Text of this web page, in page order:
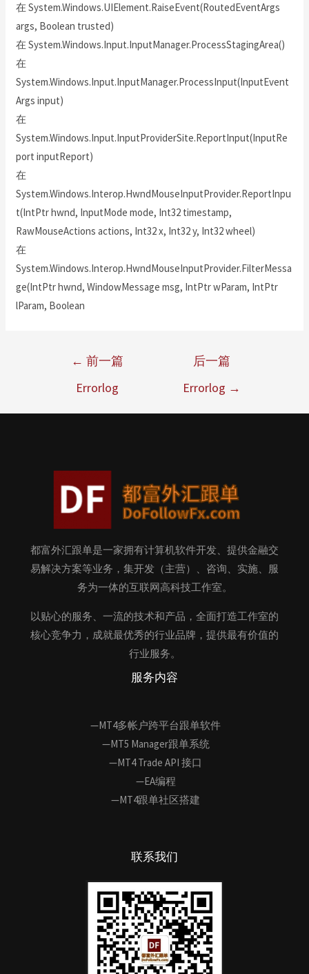
在 System.Windows.UIElement.RaiseEvent(RoutedEventArgs
args, Boolean trusted)
在 System.Windows.Input.InputManager.ProcessStagingArea()
在
System.Windows.Input.InputManager.ProcessInput(InputEvent
Args input)
在
System.Windows.Input.InputProviderSite.ReportInput(InputRe
port inputReport)
在
System.Windows.Interop.HwndMouseInputProvider.ReportInpu
t(IntPtr hwnd, InputMode mode, Int32 timestamp,
RawMouseActions actions, Int32 x, Int32 y, Int32 wheel)
在
System.Windows.Interop.HwndMouseInputProvider.FilterMessa
ge(IntPtr hwnd, WindowMessage msg, IntPtr wParam, IntPtr
lParam, Boolean
← 前一篇
Errorlog
后一篇
Errorlog →
都富外汇跟单是一家拥有计算机软件开发、提供金融交
易解决方案等业务，集开发（主营）、咨询、实施、服
务为一体的互联网高科技工作室。
以贴心的服务、一流的技术和产品，全面打造工作室的
核心竞争力，成就最优秀的行业品牌，提供最有价值的
行业服务。
服务内容
—MT4多帐户跨平台跟单软件
—MT5 Manager跟单系统
—MT4 Trade API 接口
—EA编程
—MT4跟单社区搭建
联系我们